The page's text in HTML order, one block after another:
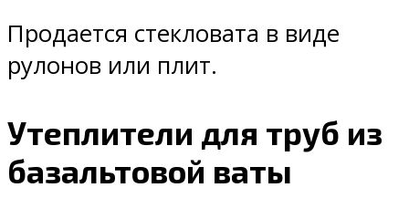
Продается стекловата в виде
рулонов или плит.
Утеплители для труб из
базальтовой ваты